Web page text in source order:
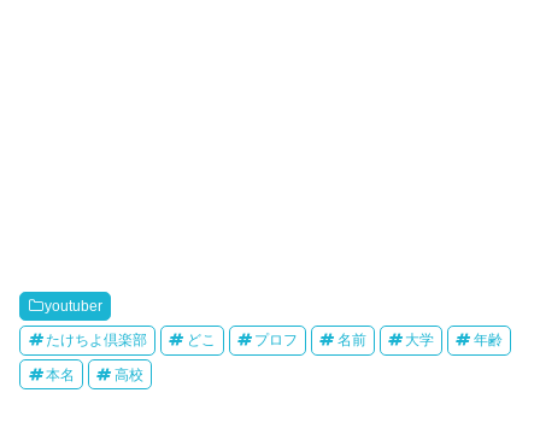
youtuber
たけちよ倶楽部 どこ プロフ 名前 大学 年齢
本名 高校